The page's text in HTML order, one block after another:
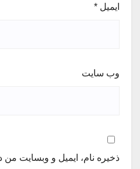
ایمیل *
وب‌ سایت
ذخیره نام، ایمیل و وبسایت